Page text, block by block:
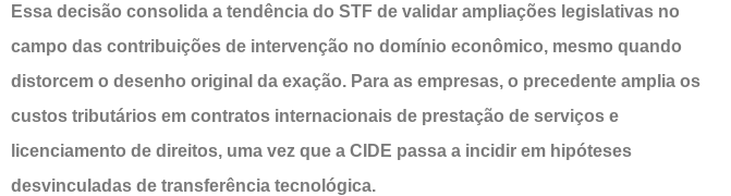
Essa decisão consolida a tendência do STF de validar ampliações legislativas no
campo das contribuições de intervenção no domínio econômico, mesmo quando
distorcem o desenho original da exação. Para as empresas, o precedente amplia os
custos tributários em contratos internacionais de prestação de serviços e
licenciamento de direitos, uma vez que a CIDE passa a incidir em hipóteses
desvinculadas de transferência tecnológica.